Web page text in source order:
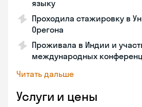
языку
Проходила стажировку в
Орегона
Проживала в Индии и
международных
Читать дальше
Услуги и цены